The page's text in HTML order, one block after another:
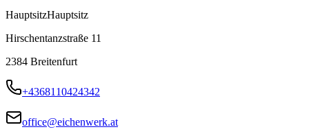
HauptsitzHauptsitz
Hirschentanzstraße 11
2384 Breitenfurt
+4368110424342
office@eichenwerk.at